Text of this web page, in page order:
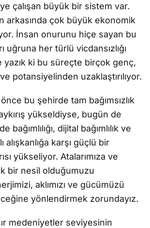
çalışan büyük bir sistem var.
arkasında çok büyük ekonomik
İnsan onurunu hiçe sayan bu
uğruna her türlü vicdansızlığı
yazık ki bu süreçte birçok genç,
potansiyelinden uzaklaştırılıyor.
önce bu şehirde tam bağımsızlık
yükseldiyse, bugün de
bağımlılığı, dijital bağımlılık ve
alışkanlığa karşı güçlü bir
yükseliyor. Atalarımıza ve
bir nesil olduğumuzu
aklımızı ve gücümüzü
yönlendirmek zorundayız.
medeniyetler seviyesinin